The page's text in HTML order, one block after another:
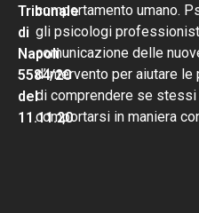
Tribunale
di
Napoli
5584/20
del
11.11.20
comportamento umano.
gli psicologi
comunicazione delle
d’intervento per aiutare
di comprendere se stessi
comportarsi in maniera